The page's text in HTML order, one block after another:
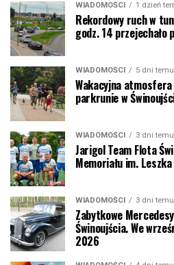
WIADOMOŚCI 1 dzień
Rekordowy ruch w
godz. 14 przejechało
WIADOMOŚCI 5 dni temu
Wakacyjna
parkrunie w
WIADOMOŚCI 3 dni temu
Jarigol Team Flota
Memoriału im.
WIADOMOŚCI 3 dni temu
Zabytkowe
Świnoujścia. We
2026